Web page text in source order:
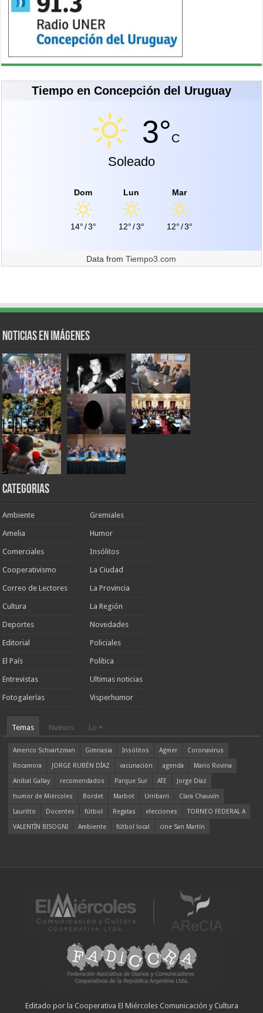
Tiempo en Concepción del Uruguay
3°C
Soleado
Dom
14°/3°
Lun
12°/3°
Mar
12°/3°
Data fromTiempo3.com
Noticias en Imágenes
Categorias
Ambiente
Amelia
Comerciales
Cooperativismo
Correo de Lectores
Cultura
Deportes
Editorial
El País
Entrevistas
Fotogalerías
Gremiales
Humor
Insólitos
La Ciudad
La Provincia
La Región
Novedades
Policiales
Política
Ultimas noticias
Visperhumor
Temas Nuevos Lo +
Americo Schvartzman Gimnasia Insólitos Agmer
Coronavirus
Rocamora
JORGE RUBÉN DÍAZ vacunación agenda
Mario Rovina
Aníbal Gallay
recomendados Parque Sur ATE
Jorge Díaz
humor de Miércoles
Bordet Marbot Urribarri
Clara Chauvín
Lauritto
Docentes fútbol Regatas elecciones
TORNEO FEDERAL A
VALENTÍN BISOGNI
Ambiente fútbol local cine San Martín
Editado por la Cooperativa El Miércoles Comunicación y Cultura